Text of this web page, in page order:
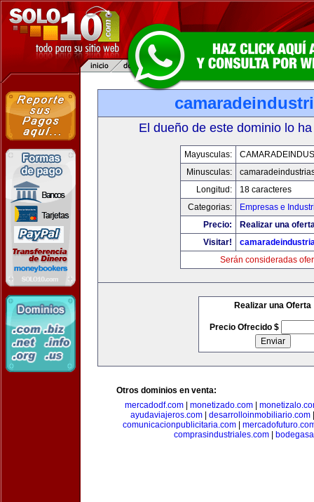
El dueño de este dominio lo
Mayusculas:
Minusculas:
Longitud:
18 caracteres
Categorias:
Empresas e
Precio:
Realizar una
Visitar!
Serán consideradas
Realizar una Oferta
Precio Ofrecido $
Otros dominios en venta:
mercadodf.com| monetizado.com|
ayudaviajeros.com
desarrolloinmobiliario.com
comunicacionpublicitaria.com|
comprasindustriales.com|